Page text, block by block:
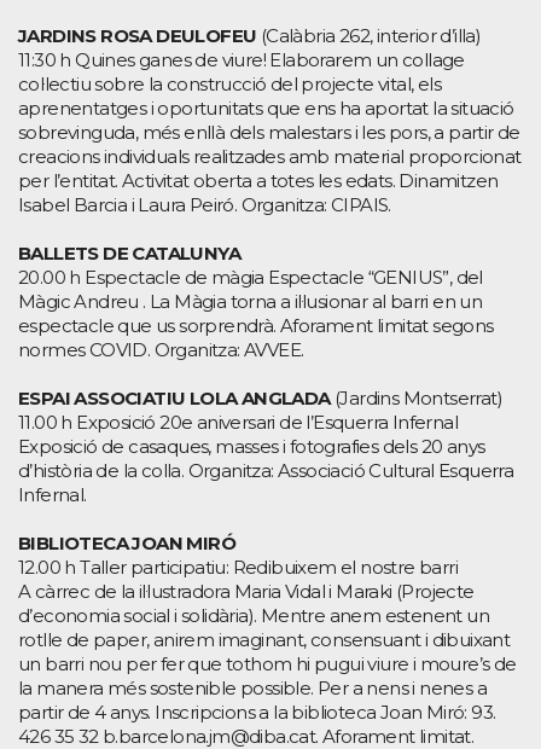
JARDINS ROSA DEULOFEU (Calàbria 262, interior d’illa)
11:30 h Quines ganes de viure! Elaborarem un collage
col·lectiu sobre la construcció del projecte vital, els
aprenentatges i oportunitats que ens ha aportat la situació
sobrevinguda, més enllà dels malestars i les pors, a partir de
creacions individuals realitzades amb material proporcionat
per l’entitat. Activitat oberta a totes les edats. Dinamitzen
Isabel Barcia i Laura Peiró. Organitza: CIPAIS.
BALLETS DE CATALUNYA
20.00 h Espectacle de màgia Espectacle “GENIUS”, del
Màgic Andreu . La Màgia torna a il·lusionar al barri en un
espectacle que us sorprendrà. Aforament limitat segons
normes COVID. Organitza: AVVEE.
ESPAI ASSOCIATIU LOLA ANGLADA(Jardins Montserrat)
11.00 h Exposició 20e aniversari de l’Esquerra Infernal
Exposició de casaques, masses i fotografies dels 20 anys
d’història de la colla. Organitza: Associació Cultural Esquerra
Infernal.
BIBLIOTECA JOAN MIRÓ
12.00 h Taller participatiu: Redibuixem el nostre barri
A càrrec de la il·lustradora Maria Vidal i Maraki (Projecte
d’economia social i solidària). Mentre anem estenent un
rotlle de paper, anirem imaginant, consensuant i dibuixant
un barri nou per fer que tothom hi pugui viure i moure’s de
la manera més sostenible possible. Per a nens i nenes a
partir de 4 anys. Inscripcions a la biblioteca Joan Miró: 93.
426 35 32 b.barcelona.jm@diba.cat. Aforament limitat.